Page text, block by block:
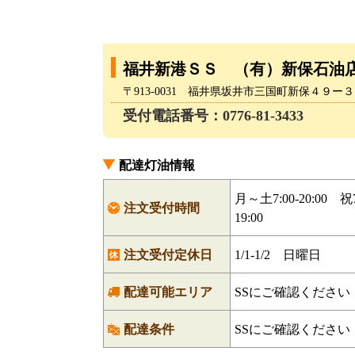
福井新港ＳＳ （有）新保石油
〒913-0031 福井県坂井市三国町新保４９ー
受付電話番号：0776-81-3433
配達灯油情報
注文受付時間
月～土7:00-20:00 祝
19:00
注文受付定休日 1/1-1/2 日曜日
配達可能エリア SSにご確認ください
配達条件 SSにご確認ください